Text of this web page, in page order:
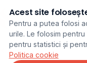
← Noutăți
Acest site
Pentru a putea folosi
urile. Le folosim
pentru statistici și
Politica cookie